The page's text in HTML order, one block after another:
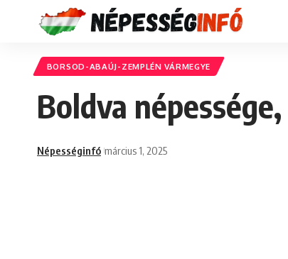
BORSOD-ABAÚJ-ZEMPLÉN VÁRMEGYE
Boldva
Népességinfó március 1, 2025